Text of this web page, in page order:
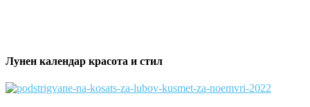
Лунен календар красота и стил